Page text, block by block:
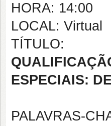
HORA: 14:00
LOCAL: Virtual
TÍTULO:
ESPECIAIS:
PALAVRAS-